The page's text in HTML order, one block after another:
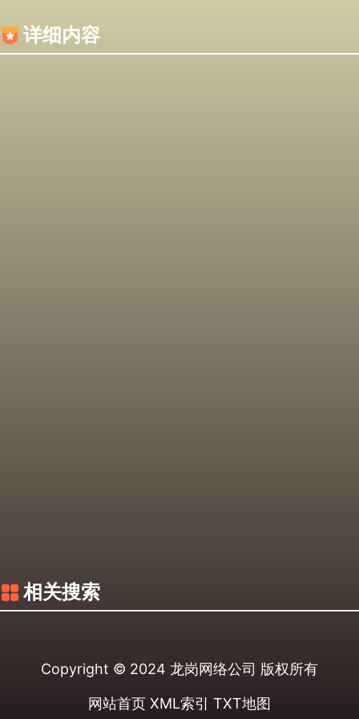
详细内容
相关搜索
Copyright © 2024 龙岗网络公司 版权所有
网站首页 XML索引 TXT地图